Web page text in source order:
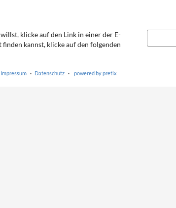
klicke auf den Link in einer der E-
kannst, klicke auf den folgenden
Impressum Datenschutz powered by pretix